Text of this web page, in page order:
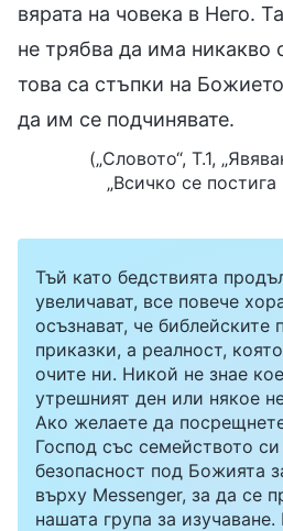
вярата на човека в Него.
не трябва да има никакво
това са стъпки на
да им се подчинявате.
(„Словото“, Т.1,
„Всичко се
Тъй като бедствията
увеличават, все повече
осъзнават, че библейските
приказки, а реалност,
очите ни. Никой не знае
утрешният ден или някое
Ако желаете да
Господ със семейството
безопасност под Божията
върху Messenger, за да се
нашата група за